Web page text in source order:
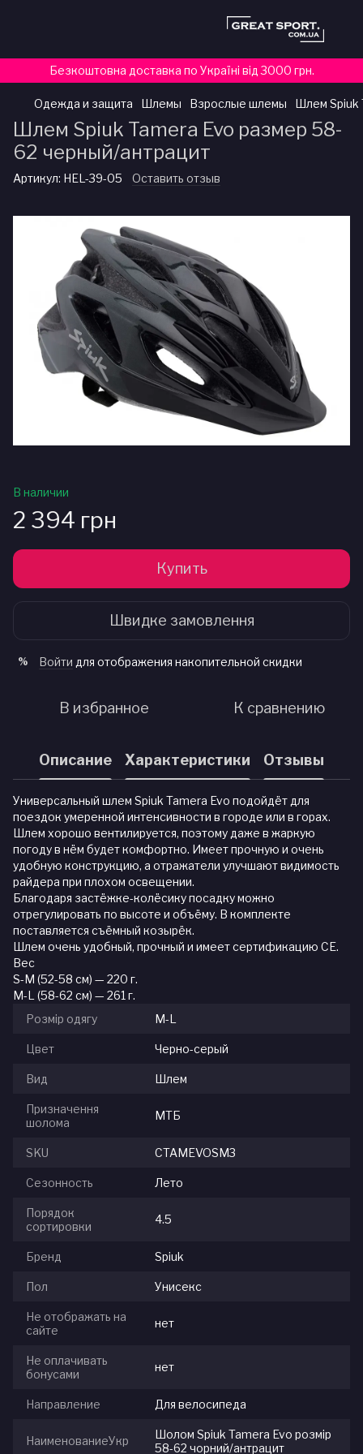
Безкоштовна доставка по Україні від 3000 грн.
Одежда и защита Шлемы Взрослые шлемы Шлем Spiuk
Шлем Spiuk Tamera Evo размер 58-
62 черный/антрацит
Артикул: HEL-39-05 Оставить отзыв
В наличии
2 394 грн
Купить
Швидке замовлення
% Войти для отображения накопительной скидки
В избранное К сравнению
Описание Характеристики Отзывы
Универсальный шлем Spiuk Tamera Evo подойдёт для
поездок умеренной интенсивности в городе или в горах.
Шлем хорошо вентилируется, поэтому даже в жаркую
погоду в нём будет комфортно. Имеет прочную и очень
удобную конструкцию, а отражатели улучшают видимость
райдера при плохом освещении.
Благодаря застёжке-колёсику посадку можно
отрегулировать по высоте и объёму. В комплекте
поставляется съёмный козырёк.
Шлем очень удобный, прочный и имеет сертификацию CE.
Вес
S-M (52-58 см) — 220 г.
M-L (58-62 см) — 261 г.
Розмір одягу
M-L
Цвет Черно-серый
Вид Шлем
Призначення
шолома
МТБ
SKU CTAMEVOSM3
Сезонность Лето
Порядок
сортировки
4.5
Бренд Spiuk
Пол Унисекс
Не отображать на
сайте
нет
Не оплачивать
бонусами
нет
Направление Для велосипеда
НаименованиеУкр
Шолом Spiuk Tamera Evo розмір
58-62 чорний/антрацит